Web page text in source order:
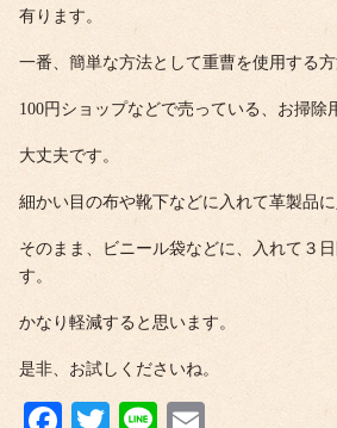
有ります。
一番、簡単な方法として重曹を使用する方
100円ショップなどで売っている、お掃除
大丈夫です。
細かい目の布や靴下などに入れて革製品に
そのまま、ビニール袋などに、入れて３
す。
かなり軽減すると思います。
是非、お試しくださいね。